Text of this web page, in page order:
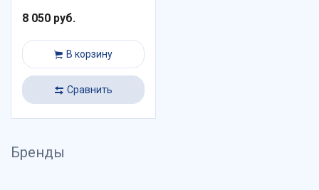
8 050 руб.
В корзину
Сравнить
Бренды